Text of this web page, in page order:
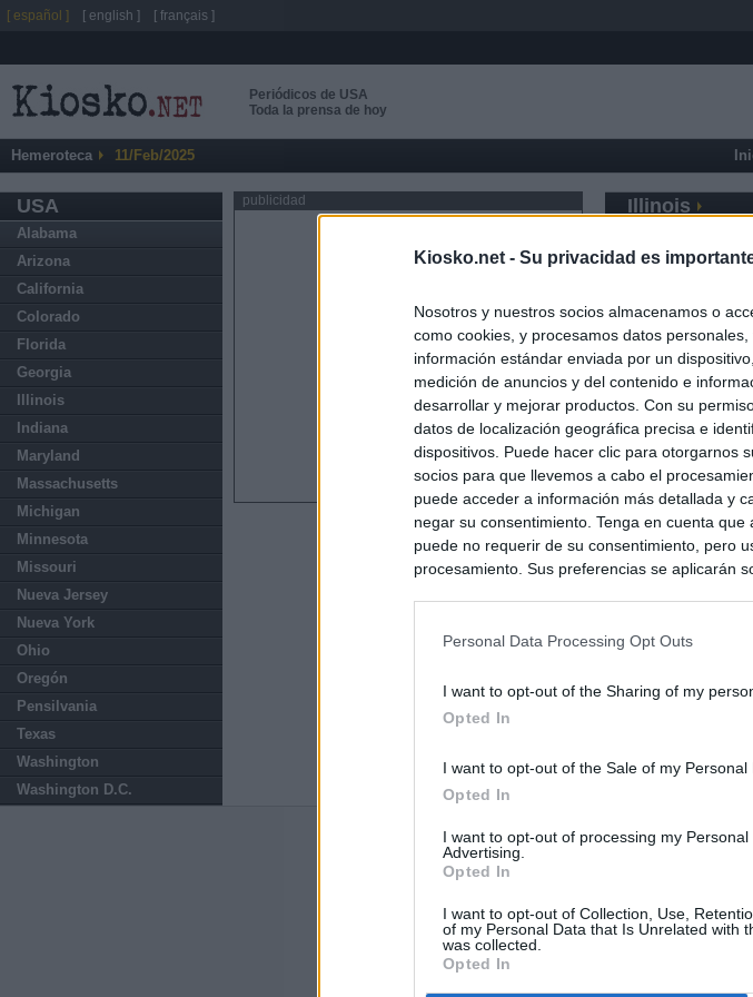
Kiosko.net - Su privacidad es
Nosotros y nuestros socios almacenamos o
como cookies, y procesamos datos
información estándar enviada por un
medición de anuncios y del contenido e
desarrollar y mejorar productos. Con su
datos de localización geográfica precisa e
dispositivos. Puede hacer clic para otorgarnos
socios para que llevemos a cabo el
puede acceder a información más detallada y
negar su consentimiento. Tenga en cuenta
puede no requerir de su consentimiento, pero
procesamiento. Sus preferencias se aplicarán
Personal Data Processing Opt Outs
I want to opt-out of the Sharing of my
Opted In
I want to opt-out of the Sale of my Personal
Opted In
I want to opt-out of processing my Personal
Advertising.
Opted In
I want to opt-out of Collection, Use,
of my Personal Data that Is Unrelated with
was collected.
Opted In
Periódicos de USA
Toda la prensa de hoy
Hemeroteca 11/Feb/2025
USA
Alabama
Arizona
California
Colorado
Florida
Georgia
Illinois
Indiana
Maryland
Massachusetts
Michigan
Minnesota
Missouri
Nueva Jersey
Nueva York
Ohio
Oregón
Pensilvania
Texas
Washington
Washington D.C.
publicidad Illinois
Últimas noticias
controles: "Nos lo esperábamos peor"
Última hora política, en directo | Interior reitera que los
[ español ] [ english ] [ français ]